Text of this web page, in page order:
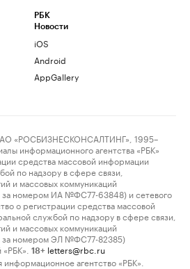
РБК
Новости
iOS
Android
AppGallery
«РОСБИЗНЕСКОНСАЛТИНГ», 1995–
информационного агентства «РБК»
средства массовой информации
по надзору в сфере связи,
и массовых коммуникаций
за номером ИА №ФС77-63848) и сетевого
о регистрации средства массовой
службой по надзору в сфере связи,
и массовых коммуникаций
за номером ЭЛ №ФС77-82385)
18+ letters@rbc.ru
информационное агентство «РБК».